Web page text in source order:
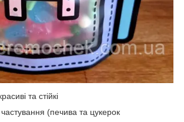
та стійкі
(печива та цукерок